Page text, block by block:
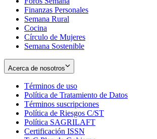
Finanzas Personales
Semana Rural
Cocina
Círculo de Mujeres
Semana Sostenible
Acerca de nosotros
Términos de uso
in
new
window
Política de Tratamiento de Datos
Términos suscripciones
in
Política de Riesgos C/ST
Política SAGRILAFT
Certificación ISSN